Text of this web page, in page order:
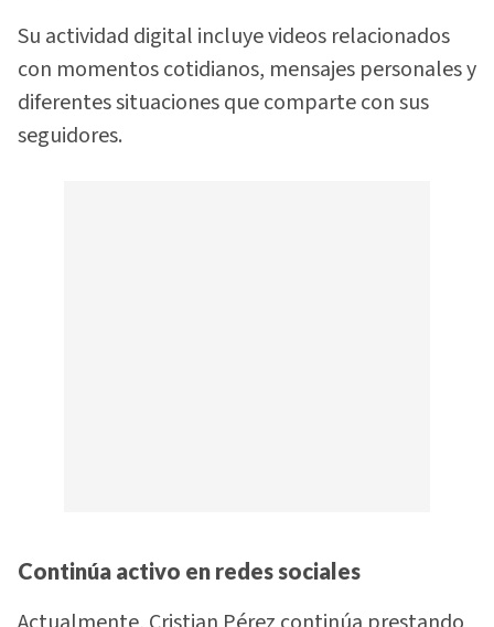
Su actividad digital incluye videos relacionados
con momentos cotidianos, mensajes personales y
diferentes situaciones que comparte con sus
seguidores.
Continúa activo en redes sociales